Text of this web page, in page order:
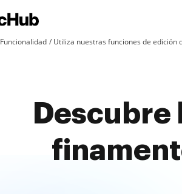
Funcionalidad Utiliza nuestras funciones de edición